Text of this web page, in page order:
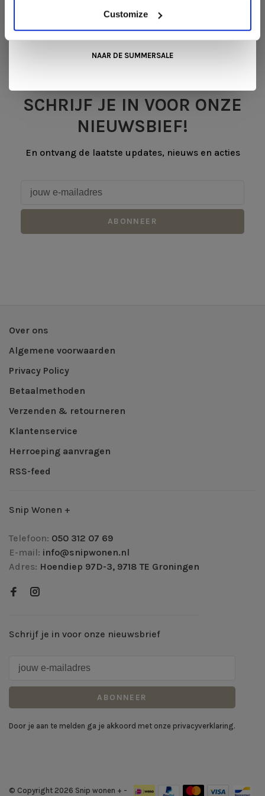
Customize
SCHRIJF JE IN VOOR ONZE
NIEUWSBIEF!
En ontvang de laatste updates, nieuws en acties
ABONNEER
Over ons
Algemene voorwaarden
Privacy Policy
Betaalmethoden
Verzenden & retourneren
Klantenservice
Herroeping aanvragen
RSS-feed
Snip Wonen +
Telefoon: 050 312 07 69
E-mail: info@snipwonen.nl
Adres: Hoendiep 97D-3, 9718 TE Groningen
Schrijf je in voor onze nieuwsbrief
ABONNEER
Door je aan te melden ga je akkoord met onze privacyverklaring.
© Copyright 2026 Snip wonen + -
mooiste aanbiedingen tijdens de
Summer Sale van Snip
. De koffie of thee staat voor je klaar!
NAAR DE SUMMERSALE